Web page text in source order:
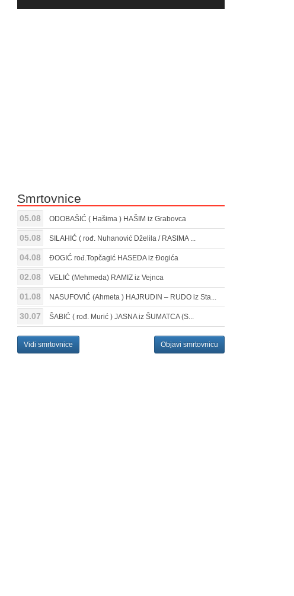
Gore/Dole
Smrtovnice
05.08 ODOBAŠIĆ ( Hašima ) HAŠIM iz Grabovca
05.08 SILAHIĆ ( rođ. Nuhanović Dželila / RASIMA ...
04.08 ĐOGIĆ rođ.Topčagić HASEDA iz Đogića
02.08 VELIĆ (Mehmeda) RAMIZ iz Vejnca
01.08 NASUFOVIĆ (Ahmeta ) HAJRUDIN – RUDO iz Sta...
30.07 ŠABIĆ ( rođ. Murić ) JASNA iz ŠUMATCA (S...
Vidi smrtovnice Objavi smrtovnicu